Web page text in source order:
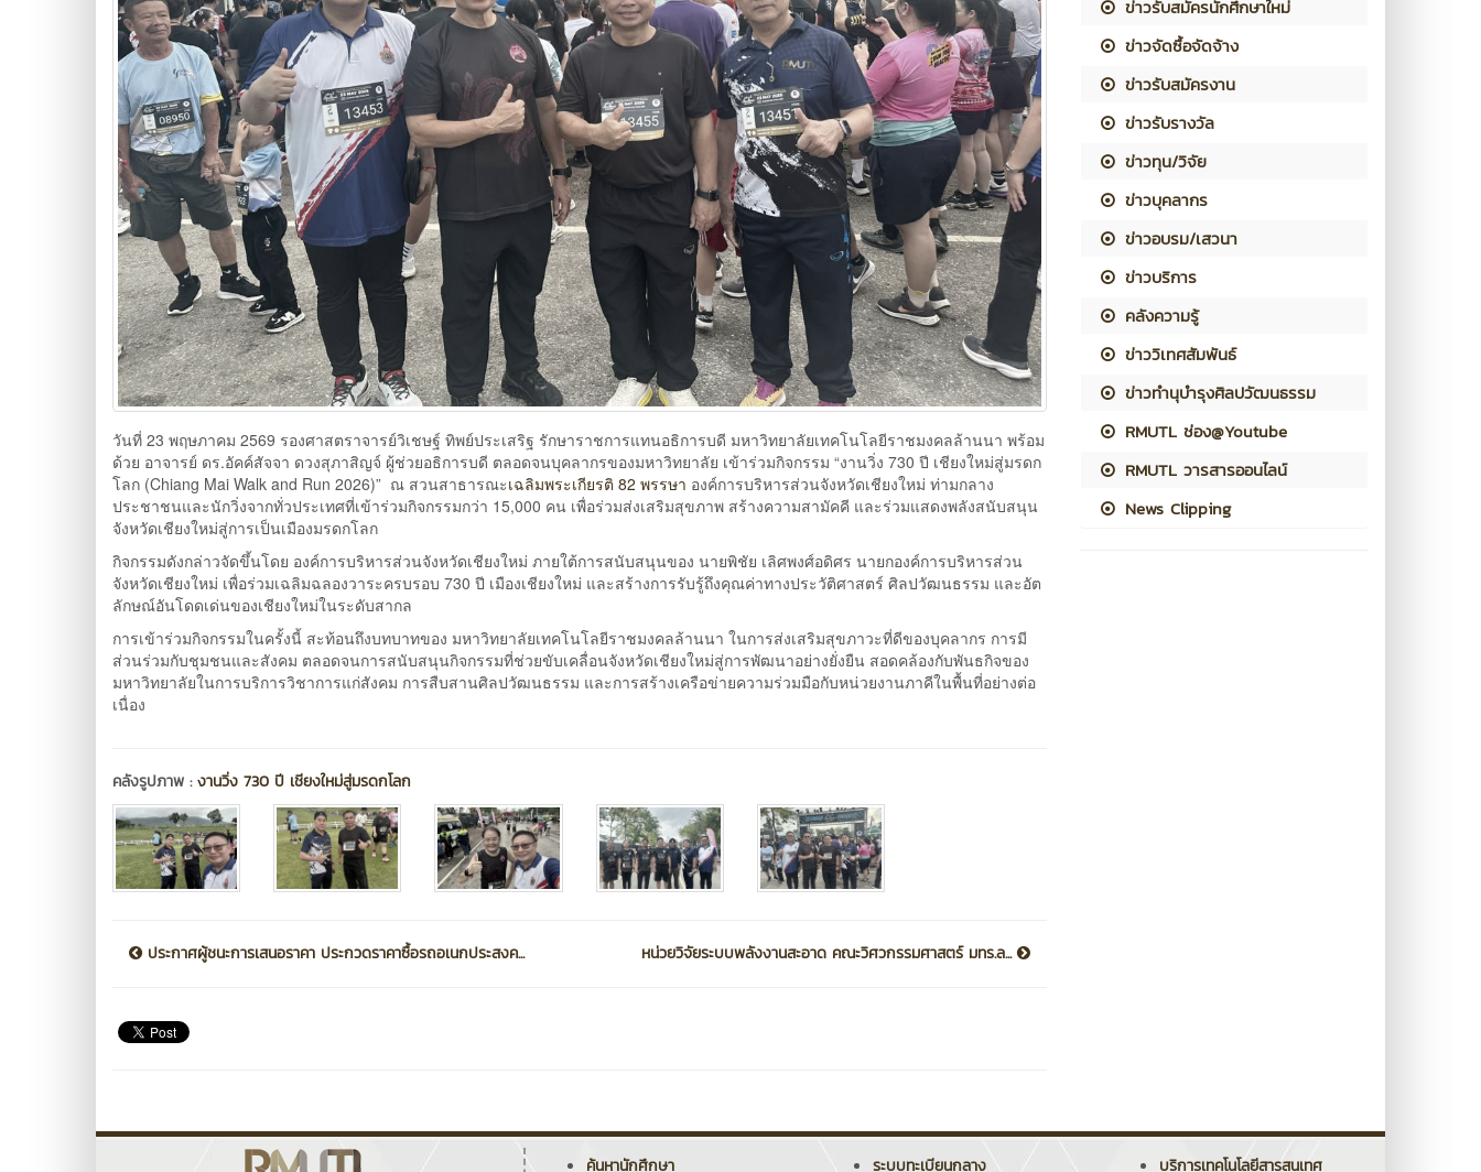
วันที่ 23 พฤษภาคม 2569 รองศาสตราจารย์วิเชษฐ์ ทิพย์ประเสริฐ รักษาราชการแทนอธิการบดี มหาวิทยาลัยเทคโนโลยีราชมงคลล้านนา พร้อม
ด้วย อาจารย์ ดร.อัคค์สัจจา ดวงสุภาสิญจ์ ผู้ช่วยอธิการบดี ตลอดจนบุคลากรของมหาวิทยาลัย เข้าร่วมกิจกรรม “งานวิ่ง 730 ปี เชียงใหม่สู่มรดก
โลก (Chiang Mai Walk and Run 2026)” ณ สวนสาธารณะเฉลิมพระเกียรติ 82 พรรษา องค์การบริหารส่วนจังหวัดเชียงใหม่ ท่ามกลาง
ประชาชนและนักวิ่งจากทั่วประเทศที่เข้าร่วมกิจกรรมกว่า 15,000 คน เพื่อร่วมส่งเสริมสุขภาพ สร้างความสามัคคี และร่วมแสดงพลังสนับสนุน
จังหวัดเชียงใหม่สู่การเป็นเมืองมรดกโลก
กิจกรรมดังกล่าวจัดขึ้นโดย องค์การบริหารส่วนจังหวัดเชียงใหม่ ภายใต้การสนับสนุนของ นายพิชัย เลิศพงศ์อดิศร นายกองค์การบริหารส่วน
จังหวัดเชียงใหม่ เพื่อร่วมเฉลิมฉลองวาระครบรอบ 730 ปี เมืองเชียงใหม่ และสร้างการรับรู้ถึงคุณค่าทางประวัติศาสตร์ ศิลปวัฒนธรรม และอัต
ลักษณ์อันโดดเด่นของเชียงใหม่ในระดับสากล
การเข้าร่วมกิจกรรมในครั้งนี้ สะท้อนถึงบทบาทของ มหาวิทยาลัยเทคโนโลยีราชมงคลล้านนา ในการส่งเสริมสุขภาวะที่ดีของบุคลากร การมี
ส่วนร่วมกับชุมชนและสังคม ตลอดจนการสนับสนุนกิจกรรมที่ช่วยขับเคลื่อนจังหวัดเชียงใหม่สู่การพัฒนาอย่างยั่งยืน สอดคล้องกับพันธกิจของ
มหาวิทยาลัยในการบริการวิชาการแก่สังคม การสืบสานศิลปวัฒนธรรม และการสร้างเครือข่ายความร่วมมือกับหน่วยงานภาคีในพื้นที่อย่างต่อ
เนื่อง
คลังรูปภาพ :งานวิ่ง 730 ปี เชียงใหม่สู่มรดกโลก
ประกาศผู้ชนะการเสนอราคา ประกวดราคาซื้อรถอเนกประสงค... หน่วยวิจัยระบบพลังงานสะอาด คณะวิศวกรรมศาสตร์ มทร.ล...
ข่าวรับสมัครนักศึกษาใหม่
ข่าวจัดซื้อจัดจ้าง
ข่าวรับสมัครงาน
ข่าวรับรางวัล
ข่าวทุน/วิจัย
ข่าวบุคลากร
ข่าวอบรม/เสวนา
ข่าวบริการ
คลังความรู้
ข่าววิเทศสัมพันธ์
ข่าวทำนุบำรุงศิลปวัฒนธรรม
RMUTL ช่อง@Youtube
RMUTL วารสารออนไลน์
News Clipping
ค้นหานักศึกษา ระบบทะเบียนกลาง บริการเทคโนโลยีสารสนเทศ